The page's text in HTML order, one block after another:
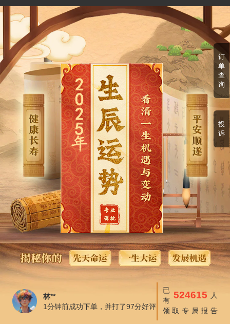
林**
1分钟前成功下单，并打了97分好评
已
有 524615 人
领取专属报告
订
单
查
询
投
诉